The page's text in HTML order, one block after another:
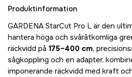
Produktinformation
GARDENA StarCut Pro L är den
hantera höga och svåråtkomliga
räckvidd på 175–400 cm,
sågkoppling och en adapter,
imponerande räckvidd med kraft